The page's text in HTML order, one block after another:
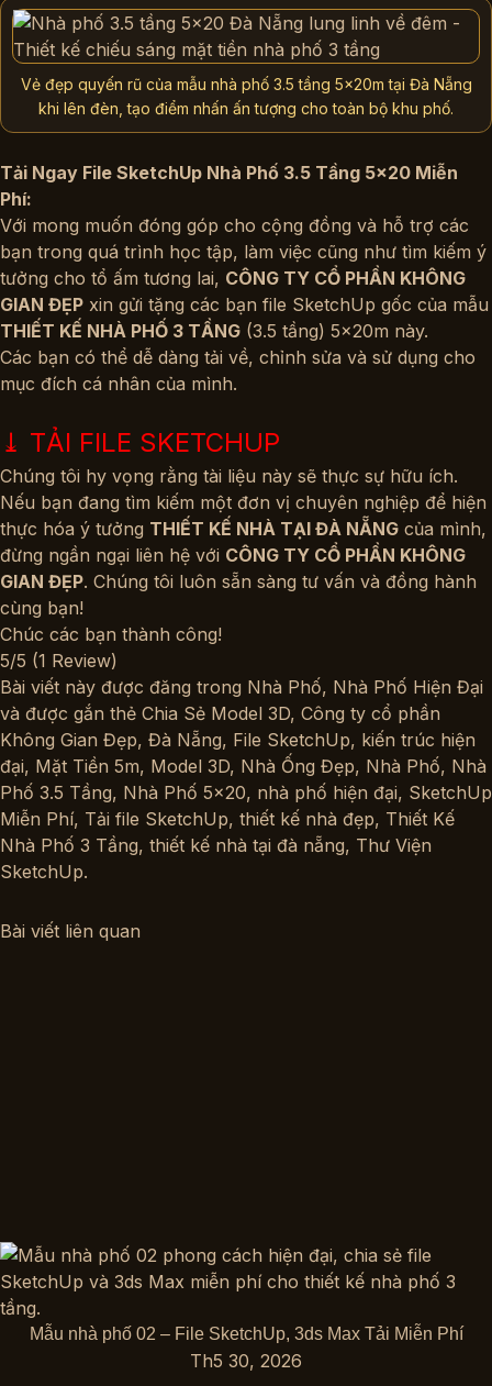
Vẻ đẹp quyến rũ của mẫu nhà phố 3.5 tầng 5x20m tại Đà Nẵng
khi lên đèn, tạo điểm nhấn ấn tượng cho toàn bộ khu phố.
Tải Ngay File SketchUp Nhà Phố 3.5 Tầng 5×20 Miễn
Phí:
Với mong muốn đóng góp cho cộng đồng và hỗ trợ các
bạn trong quá trình học tập, làm việc cũng như tìm kiếm ý
tưởng cho tổ ấm tương lai, CÔNG TY CỔ PHẦN KHÔNG
GIAN ĐẸP xin gửi tặng các bạn file SketchUp gốc của mẫu
THIẾT KẾ NHÀ PHỐ 3 TẦNG (3.5 tầng) 5x20m này.
Các bạn có thể dễ dàng tải về, chỉnh sửa và sử dụng cho
mục đích cá nhân của mình.
⤓ TẢI FILE SKETCHUP
Chúng tôi hy vọng rằng tài liệu này sẽ thực sự hữu ích.
Nếu bạn đang tìm kiếm một đơn vị chuyên nghiệp để hiện
thực hóa ý tưởng THIẾT KẾ NHÀ TẠI ĐÀ NẴNG của mình,
đừng ngần ngại liên hệ với CÔNG TY CỔ PHẦN KHÔNG
GIAN ĐẸP. Chúng tôi luôn sẵn sàng tư vấn và đồng hành
cùng bạn!
Chúc các bạn thành công!
5/5 (1 Review)
Bài viết này được đăng trong Nhà Phố, Nhà Phố Hiện Đại
và được gắn thẻ Chia Sẻ Model 3D, Công ty cổ phần
Không Gian Đẹp, Đà Nẵng, File SketchUp, kiến trúc hiện
đại, Mặt Tiền 5m, Model 3D, Nhà Ống Đẹp, Nhà Phố, Nhà
Phố 3.5 Tầng, Nhà Phố 5x20, nhà phố hiện đại, SketchUp
Miễn Phí, Tải file SketchUp, thiết kế nhà đẹp, Thiết Kế
Nhà Phố 3 Tầng, thiết kế nhà tại đà nẵng, Thư Viện
SketchUp.
Bài viết liên quan
Mẫu nhà phố 02 – File SketchUp, 3ds Max Tải Miễn Phí
Th5 30, 2026